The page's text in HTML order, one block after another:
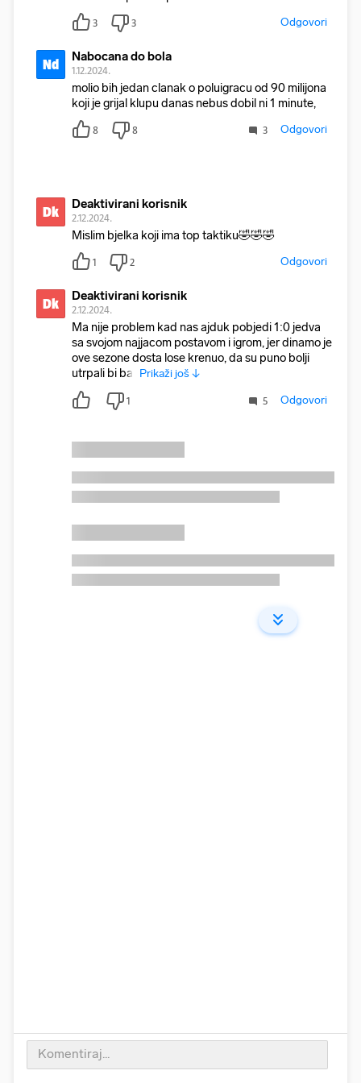
3 3 Odgovori
Nd Nabocana do bola
1.12.2024.
molio bih jedan clanak o poluigracu od 90 milijona
koji je grijal klupu danas nebus dobil ni 1 minute,
8 8 3 Odgovori
Dk Deaktivirani korisnik
2.12.2024.
Mislim bjelka koji ima top taktiku🤣🤣🤣
1 2 Odgovori
Dk Deaktivirani korisnik
2.12.2024.
Ma nije problem kad nas ajduk pobjedi 1:0 jedva
sa svojom najjacom postavom i igrom, jer dinamo je
ove sezone dosta lose krenuo, da su puno bolji
utrpali bi bar Prikaži još ↓
1 5 Odgovori